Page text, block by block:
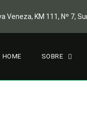
Veneza, KM 111, Nº 7,
HOME SOBRE